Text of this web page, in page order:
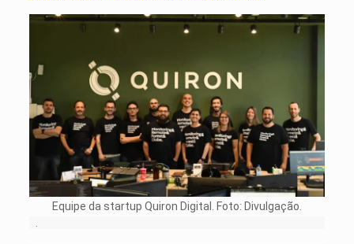
Equipe da startup Quiron Digital. Foto: Divulgação.